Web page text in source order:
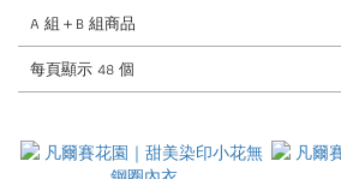
A 組＋B 組商品
每頁顯示 48 個